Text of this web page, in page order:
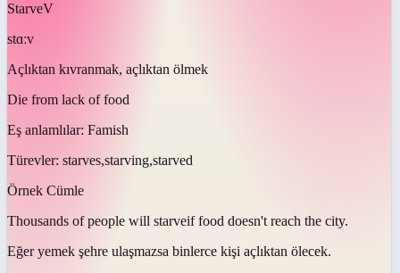
StarveV
stɑːv
Açlıktan kıvranmak, açlıktan ölmek
Die from lack of food
Eş anlamlılar: Famish
Türevler: starves,starving,starved
Örnek Cümle
Thousands of people will starveif food doesn't reach the city.
Eğer yemek şehre ulaşmazsa binlerce kişi açlıktan ölecek.